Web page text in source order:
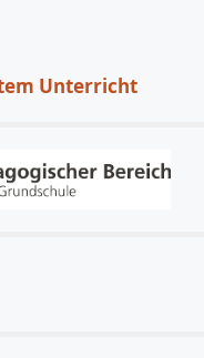
Unterricht